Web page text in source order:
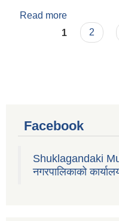
Read more
Pages
1 2
Facebook
Shuklagandaki
नगरपालिकाको